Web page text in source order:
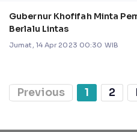
Gubernur Khofifah Minta
Berlalu Lintas
Jumat, 14 Apr 2023 00:30 WIB
Previous 1 2